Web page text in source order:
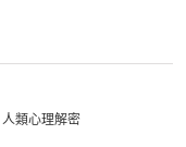
人類心理解密